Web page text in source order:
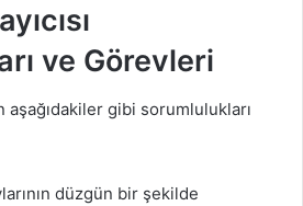
ve Görevleri
aşağıdakiler gibi sorumlulukları
düzgün bir şekilde